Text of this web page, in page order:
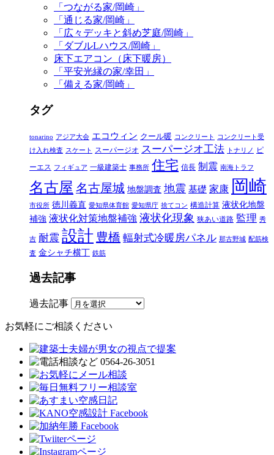
「つながる家/岡崎」
「通じる家/岡崎」
「広々デッキと斜め芝庭/岡崎」
「ダブルLハウス/岡崎」
床下エアコン（床下暖房）
「平安光縁の家/幸田」
「備える家/岡崎」
タグ
tonarino アジア大会 エコウィン クール暖 コンクリート
コンクリート受
け入れ検査 スケート スーパージオ スーパージオ工法 トナリノ
ピ
ーエス フィギュア 一級建築士 事務所 住宅 信長 制震 南海トラフ
名古屋 名古屋城 地盤調査 地震 基礎 家康 岡崎
市役所 徳川義直 愛知県体育館 愛知県庁 捨てコン 構造計算 液状化地盤
補強 液状化対策地盤補強 液状化現象 狭あい道路 監理 秀
吉 耐震 設計 豊橋 輻射式冷暖房パネル 那古野城 配筋検
査 金シャチ横丁 鉄筋
過去記事
過去記事
お気軽にご相談ください